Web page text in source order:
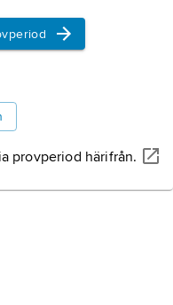
provperiod härifrån.